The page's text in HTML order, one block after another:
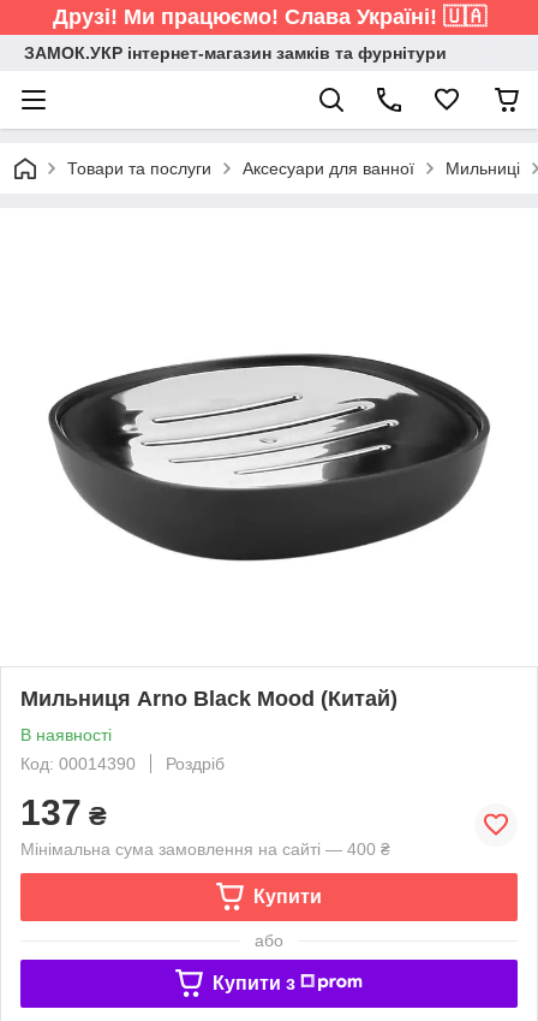
Друзі! Ми працюємо! Слава Україні! 🇺🇦
ЗАМОК.УКР інтернет-магазин замків та фурнітури
Товари та послуги Аксесуари для ванної Мильниці
Мильниця Arno Black Mood (Китай)
В наявності
Код: 00014390
Роздріб
137 ₴
Мінімальна сума замовлення на сайті — 400 ₴
Купити
або
Купити з